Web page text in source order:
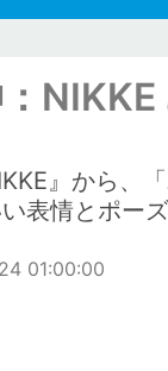
』から、
表情とポー
01:00:00